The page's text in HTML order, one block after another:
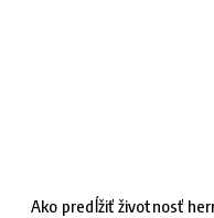
Ako predĺžiť životnosť